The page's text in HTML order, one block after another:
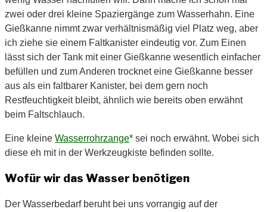
zwei oder drei kleine Spaziergänge zum Wasserhahn. Eine
Gießkanne nimmt zwar verhältnismäßig viel Platz weg, aber
ich ziehe sie einem Faltkanister eindeutig vor. Zum Einen
lässt sich der Tank mit einer Gießkanne wesentlich einfacher
befüllen und zum Anderen trocknet eine Gießkanne besser
aus als ein faltbarer Kanister, bei dem gern noch
Restfeuchtigkeit bleibt, ähnlich wie bereits oben erwähnt
beim Faltschlauch.
Eine kleine Wasserrohrzange* sei noch erwähnt. Wobei sich
diese eh mit in der Werkzeugkiste befinden sollte.
Wofür wir das Wasser benötigen
Der Wasserbedarf beruht bei uns vorrangig auf der